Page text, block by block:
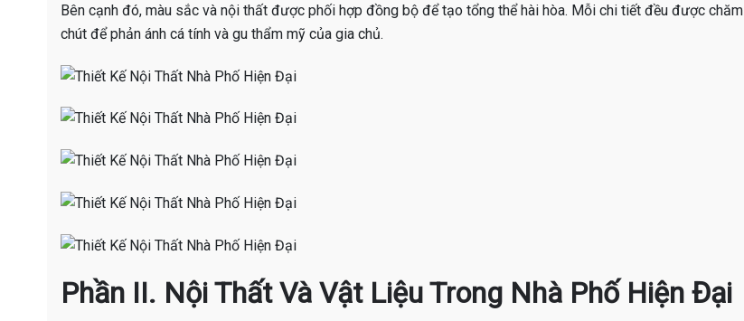
Bên cạnh đó, màu sắc và nội thất được phối hợp đồng bộ để tạo tổng thể hài hòa. Mỗi chi tiết đều được chăm
chút để phản ánh cá tính và gu thẩm mỹ của gia chủ.
Phần II. Nội Thất Và Vật Liệu Trong Nhà Phố Hiện Đại